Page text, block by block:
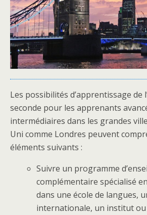
Les possibilités d’apprentissage de
seconde pour les apprenants
intermédiaires dans les grandes
Uni comme Londres peuvent
éléments suivants :
Suivre un programme
complémentaire spécialisé
dans une école de langues,
internationale, un institut